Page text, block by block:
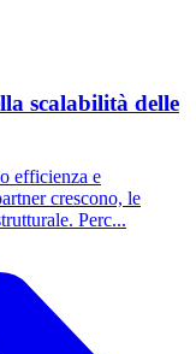
scalabilità delle
efficienza e
crescono, le
Perc...